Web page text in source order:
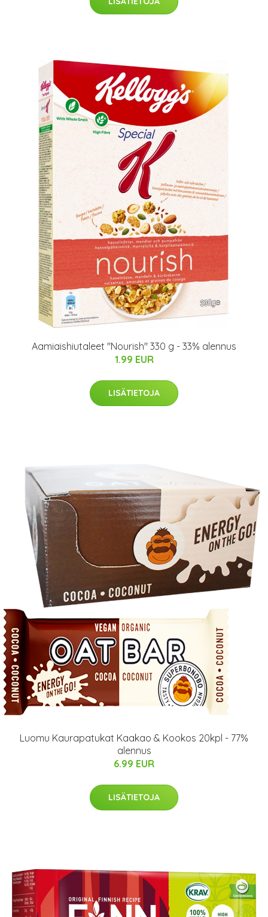
Aamiaishiutaleet "Nourish" 330 g - 33% alennus
1.99 EUR
LISÄTIETOJA
Luomu Kaurapatukat Kaakao & Kookos 20kpl - 77%
alennus
6.99 EUR
LISÄTIETOJA